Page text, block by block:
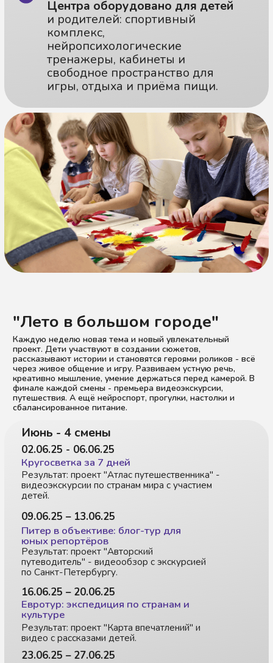
Каждую неделю новая тема и новый увлекательный
проект. Дети участвуют в создании сюжетов,
рассказывают истории и становятся героями роликов - всё
через живое общение и игру. Развиваем устную речь,
креативно мышление, умение держаться перед камерой. В
финале каждой смены - премьера видеоэкскурсии,
путешествия. А ещё нейроспорт, прогулки, настолки и
сбалансированное питание.
"Лето в большом городе"
Июнь - 4 смены
02.06.25 - 06.06.25
Кругосветка за 7 дней
Результат: проект "Атлас путешественника" -
видеоэкскурсии по странам мира с участием
детей.
Результат: проект "Авторский
путеводитель" - видеообзор с экскурсией
по Санкт-Петербургу.
Результат: проект "Карта впечатлений" и
видео с рассказами детей.
Результат: проект "Моря и океаны", НейроСпорт,
участие в съёмках видеоролика.
23.06.25 – 27.06.25
"На волнах" - морские каникулы
09.06.25 – 13.06.25
Питер в объективе: блог-тур для
юных репортёров
Июль - 5 смен
Август - 4 смены
30.06.25 – 04.07.25
Тайны Азии: квест-игра
культуру, кухню, играем в традиционные игры.
Результат: проект "Тревел-блог" - учимся держаться
перед камерой, рассказывать истории, создавать
сюжеты.
путешествиях и не только.
Результат: проект "Африка глазами юных
открывателей".
книги, сценарии, комиксы.
04.08.25 – 08.08.25
Острова сокровищ: квест-игра
Результат: проект "Карта приключений" - экскурсии
21.07.25 – 25.07.25
Загадочная Африка
07.07.25 – 11.07.25
Тревел-блогеры и виртуальные
путешествия
14.07.25 – 18.07.25
Америка: от прерий до небоскрёбов
28.07.25 – 01.08.25
Литературная кругосветка